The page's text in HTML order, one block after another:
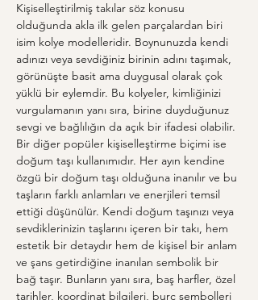
Kişiselleştirilmiş takılar söz konusu
olduğunda akla ilk gelen parçalardan biri
isim kolye modelleridir. Boynunuzda kendi
adınızı veya sevdiğiniz birinin adını taşımak,
görünüşte basit ama duygusal olarak çok
yüklü bir eylemdir. Bu kolyeler, kimliğinizi
vurgulamanın yanı sıra, birine duyduğunuz
sevgi ve bağlılığın da açık bir ifadesi olabilir.
Bir diğer popüler kişiselleştirme biçimi ise
doğum taşı kullanımıdır. Her ayın kendine
özgü bir doğum taşı olduğuna inanılır ve bu
taşların farklı anlamları ve enerjileri temsil
ettiği düşünülür. Kendi doğum taşınızı veya
sevdiklerinizin taşlarını içeren bir takı, hem
estetik bir detaydır hem de kişisel bir anlam
ve şans getirdiğine inanılan sembolik bir
bağ taşır. Bunların yanı sıra, baş harfler, özel
tarihler, koordinat bilgileri, burç sembolleri